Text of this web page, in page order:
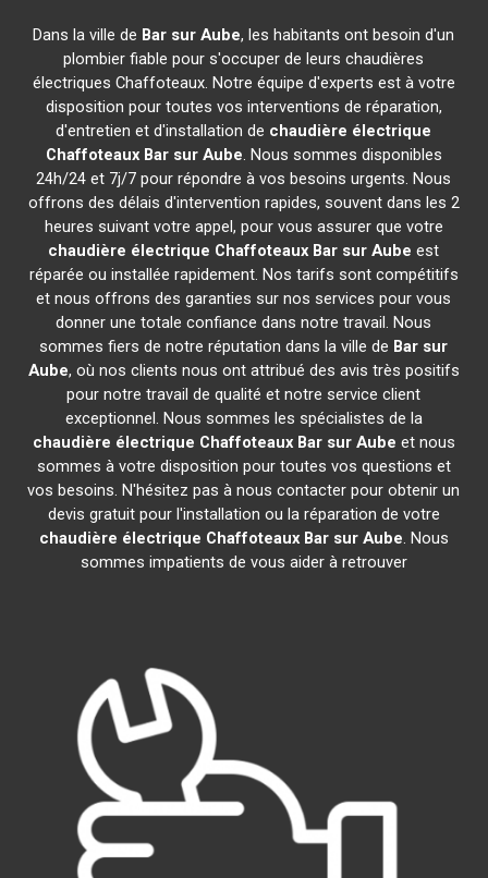
Dans la ville de Bar sur Aube, les habitants ont besoin d'un
plombier fiable pour s'occuper de leurs chaudières
électriques Chaffoteaux. Notre équipe d'experts est à votre
disposition pour toutes vos interventions de réparation,
d'entretien et d'installation de chaudière électrique
Chaffoteaux Bar sur Aube. Nous sommes disponibles
24h/24 et 7j/7 pour répondre à vos besoins urgents. Nous
offrons des délais d'intervention rapides, souvent dans les 2
heures suivant votre appel, pour vous assurer que votre
chaudière électrique Chaffoteaux Bar sur Aube est
réparée ou installée rapidement. Nos tarifs sont compétitifs
et nous offrons des garanties sur nos services pour vous
donner une totale confiance dans notre travail. Nous
sommes fiers de notre réputation dans la ville de Bar sur
Aube, où nos clients nous ont attribué des avis très positifs
pour notre travail de qualité et notre service client
exceptionnel. Nous sommes les spécialistes de la
chaudière électrique Chaffoteaux Bar sur Aube et nous
sommes à votre disposition pour toutes vos questions et
vos besoins. N'hésitez pas à nous contacter pour obtenir un
devis gratuit pour l'installation ou la réparation de votre
chaudière électrique Chaffoteaux Bar sur Aube. Nous
sommes impatients de vous aider à retrouver